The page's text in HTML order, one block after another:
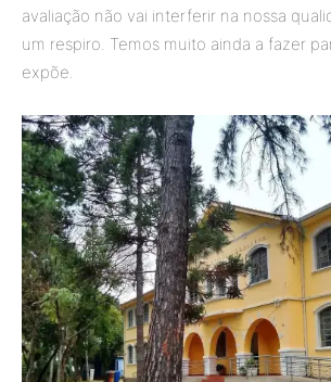
avaliação não vai interferir na nossa
um respiro. Temos muito ainda a fazer
expõe.